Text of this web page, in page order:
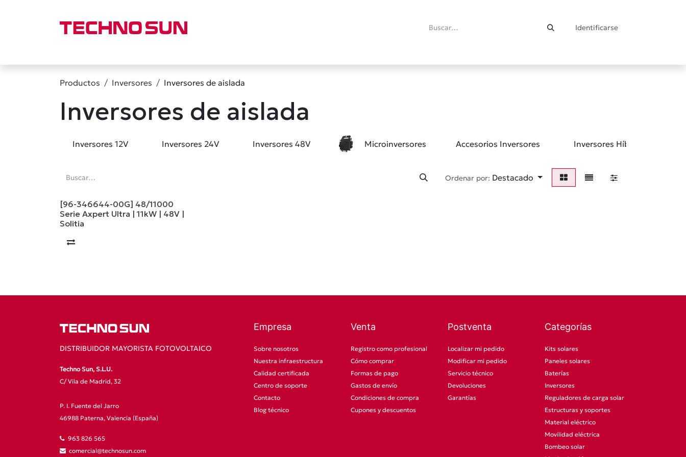
Identificarse
Productos Inversores Inversores de aislada
Inversores de aislada
Inversores 12V Inversores 24V Inversores 48V Microinversores Accesorios Inversores Inversores Híbridos
Ordenar por: Destacado
[96-346644-00G] 48/11000
Serie Axpert Ultra | 11kW | 48V |
Solitia
DISTRIBUIDOR MAYORISTA FOTOVOLTAICO
Techno Sun, S.L.U.
C/ Vila de Madrid, 32
P. I. Fuente del Jarro
46988 Paterna, Valencia (España)
963 826 565
comercial@technosun.com
Empresa
Sobre nosotros
Nuestra infraestructura
Calidad certificada
Centro de soporte
Contacto
Blog técnico
Venta
Registro como profesional
Cómo comprar
Formas de pago
Gastos de envío
Condiciones de compra
Cupones y descuentos
Postventa
Localizar mi pedido
Modificar mi pedido
Servicio técnico
Devoluciones
Garantías
Categorías
Kits solares
Paneles solares
Baterías
Inversores
Reguladores de carga solar
Estructuras y soportes
Material eléctrico
Movilidad eléctrica
Bombeo solar